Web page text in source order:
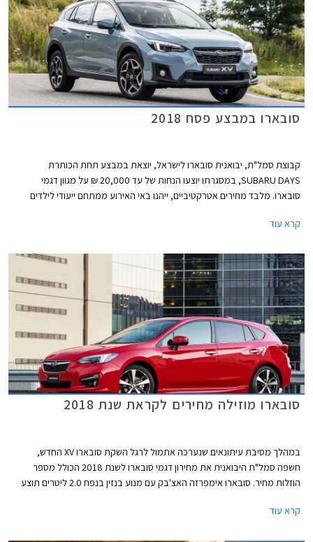
סובארו במבצע פסח 2018
קבוצת סמל"ת, יבואנית סובארו לישראל, יוצאת במבצע תחת הכותרת
SUBARU DAYS, במסגרתו יוצעו הנחות של עד 20,000 ₪ על מגוון דגמי
סובארו. מלבד מחירים אטרקטיביים, ייהנו באי האירוע ממתחם ייעודי לילדים
קרא עוד
סובארו מוזילה מחירים לקראת שנת 2018
במהלך מסיבת עיתונאים שנערכה אתמול לרגל השקת סובארו XV החדש,
חשפה סמל"ת היבואנית את מחירון דגמי סובארו לשנת 2018 הכולל מספר
הוזלות מחיר. סובארו אימפרזה האצ'בק עם מנוע בנזין בנפח 2.0 ליטרים תוצע
קרא עוד